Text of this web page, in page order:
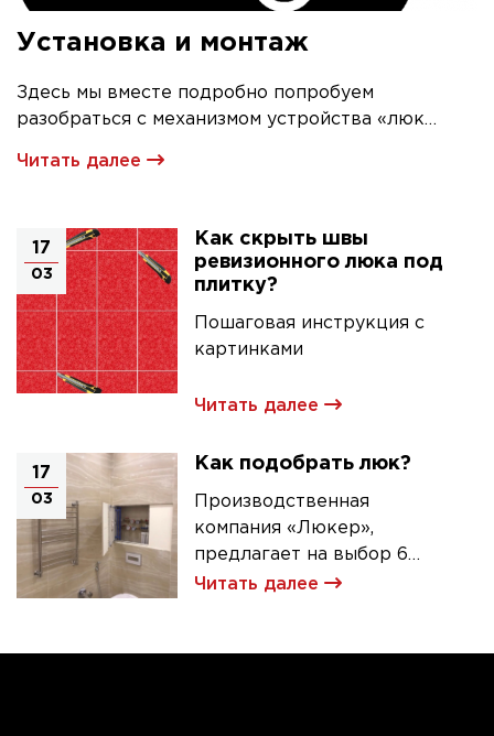
Установка и монтаж
Здесь мы вместе подробно попробуем
разобраться с механизмом устройства «люк
Читать далее
17
03
Как скрыть швы
ревизионного люка под
плитку?
Пошаговая инструкция с
картинками
Читать далее
17
03
Как подобрать люк?
Производственная
компания «Люкер»,
предлагает на выбор 6
моделей ревизионных
Читать далее